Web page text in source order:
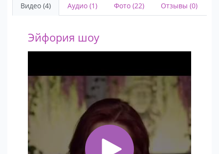
Видео (4) Аудио (1) Фото (22) Отзывы (0)
Эйфория шоу